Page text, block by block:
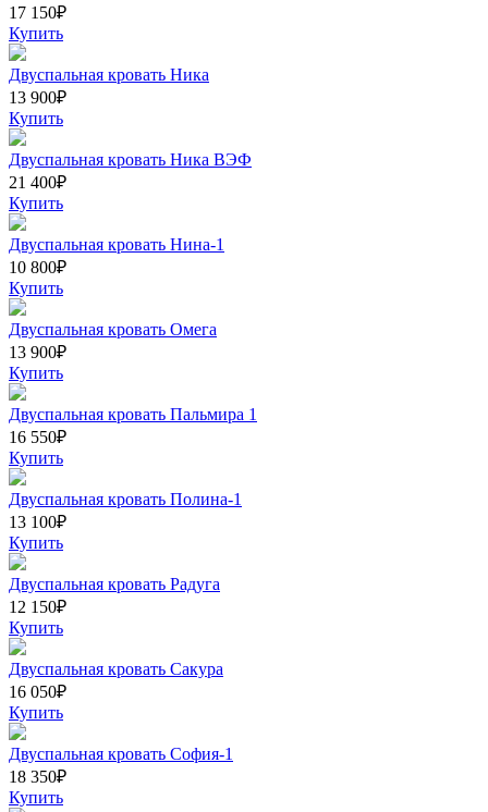
17 150₽
Купить
Двуспальная кровать Ника
13 900₽
Купить
Двуспальная кровать Ника ВЭФ
21 400₽
Купить
Двуспальная кровать Нина-1
10 800₽
Купить
Двуспальная кровать Омега
13 900₽
Купить
Двуспальная кровать Пальмира 1
16 550₽
Купить
Двуспальная кровать Полина-1
13 100₽
Купить
Двуспальная кровать Радуга
12 150₽
Купить
Двуспальная кровать Сакура
16 050₽
Купить
Двуспальная кровать София-1
18 350₽
Купить